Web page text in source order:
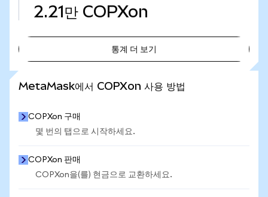
2.21만 COPXon
통계 더 보기
MetaMask에서 COPXon 사용 방법
COPXon 구매
몇 번의 탭으로 시작하세요.
COPXon 판매
COPXon을(를) 현금으로 교환하세요.